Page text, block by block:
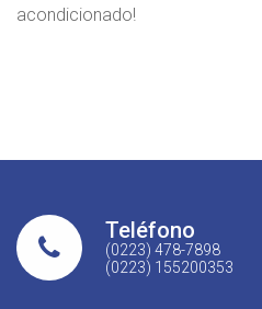
acondicionado!
Teléfono
(0223) 478-7898
(0223) 155200353